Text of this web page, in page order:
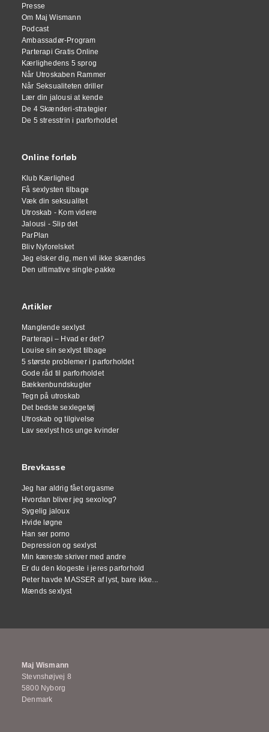
Presse
Om Maj Wismann
Podcast
Ambassadør-Program
Parterapi Gratis Online
Kærlighedens 5 sprog
Når Utroskaben Rammer
Når Seksualiteten driller
Lær din jalousi at kende
De 4 Skænderi-strategier
De 5 stresstrin i parforholdet
Online forløb
Klub Kærlighed
Få sexlysten tilbage
Væk din seksualitet
Utroskab - Kom videre
Jalousi - Slip det
ParPlan
Bliv Nyforelsket
Jeg elsker dig, men vil ikke skændes
Den ultimative single-pakke
Artikler
Manglende sexlyst
Parterapi – Hvad er det?
Louise sin sexlyst tilbage
5 største problemer i parforholdet
Gode råd til parforholdet
Bækkenbundskugler
Tegn på utroskab
Det bedste sexlegetøj
Utroskab og tilgivelse
Lav sexlyst hos unge kvinder
Brevkasse
Jeg har aldrig fået orgasme
Hvordan bliver jeg sexolog?
Sygelig jaloux
Hvide løgne
Han ser porno
Depression og sexlyst
Min kæreste skriver med andre
Er du den klogeste i jeres parforhold
Peter havde MASSER af lyst, bare ikke...
Mænds sexlyst
Maj Wismann
Stevnshøjvej 8
5800 Nyborg
Denmark